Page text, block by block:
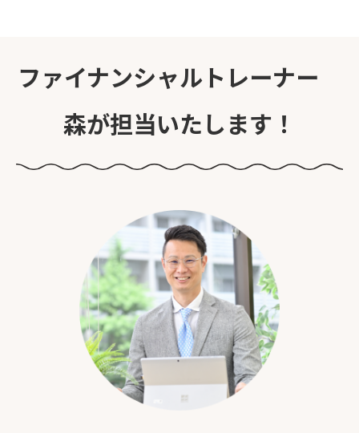
ファイナンシャルトレーナー
森が担当いたします！